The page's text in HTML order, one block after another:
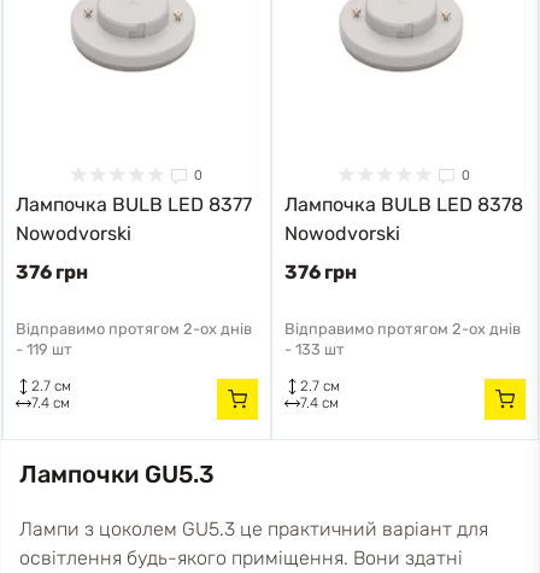
0
Лампочка BULB LED 8377
Nowodvorski
376 грн
Відправимо протягом 2-ох днів
- 119 шт
2.7 см
7.4 см
0
Лампочка BULB LED 8378
Nowodvorski
376 грн
Відправимо протягом 2-ох днів
- 133 шт
2.7 см
7.4 см
Лампочки GU5.3
Лампи з цоколем GU5.3 це практичний варіант для
освітлення будь-якого приміщення. Вони здатні